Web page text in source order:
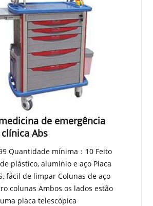
de emergência
Abs
Quantidade mínima：10 Feito
plástico, alumínio e aço Placa
fácil de limpar Colunas de aço
colunas Ambos os lados estão
placa telescópica